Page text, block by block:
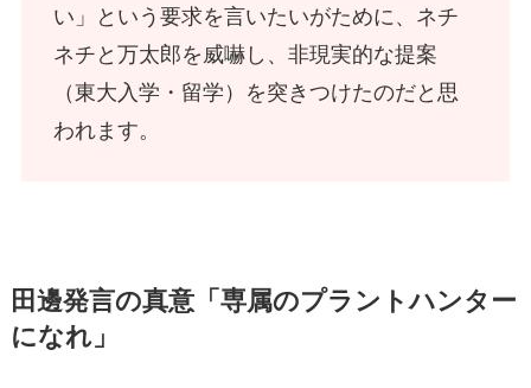
い」という要求を言いたいがために、ネチ
ネチと万太郎を威嚇し、非現実的な提案
（東大入学・留学）を突きつけたのだと思
われます。
田邊発言の真意「専属のプラントハンター
になれ」